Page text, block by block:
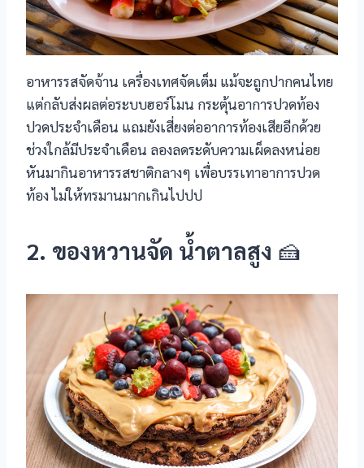
อาหารรสจัดจ้าน เครื่องเทศจัดเต็ม แม้จะถูกปากคนไทย
แต่กลับส่งผลต่อระบบฮอร์โมน กระตุ้นอาการปวดท้อง
ปวดประจำเดือน แถมยังเสี่ยงต่ออาการท้องเสียอีกด้วย
ช่วงใกล้มีประจำเดือน ลองลดระดับความเผ็ดลงหน่อย
หันมากินอาหารรสชาติกลางๆ เพื่อบรรเทาอาการปวด
ท้อง ไม่ให้ทรมานมากเกินไปปป
2. ของหวานจัด น้ำตาลสูง 🍰